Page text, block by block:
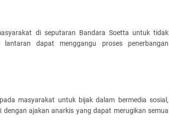
di seputaran Bandara Soetta untuk tidak
lantaran dapat menggangu proses penerbangan
masyarakat untuk bijak dalam bermedia sosial,
ajakan anarkis yang dapat merugikan semua